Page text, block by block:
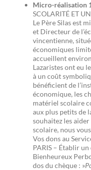
Micro-réalisation
SCOLARITÉ ET
Le Père Silas est
et Directeur de
vincentienne,
économiques
accueillent
Lazaristes ont eu
à un coût
bénéficient de
économique, les
matériel scolaire
aux plus petits de
souhaitez les
scolaire, nous
Vos dons au
PARIS – Établir
Bienheureux
dos du chèque : »